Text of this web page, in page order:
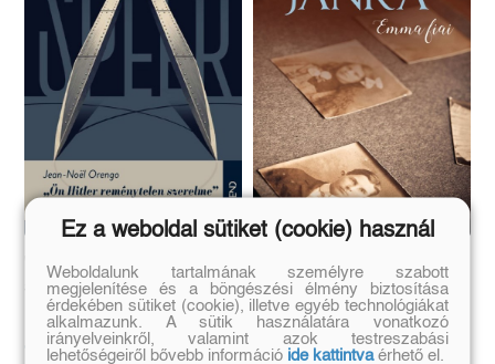
"Ön Hitler reménytelen
szerelme"
Jean - Noel Orengo
Emma fiai
Fábián Janka
Ez a weboldal sütiket (cookie) használ
Weboldalunk tartalmának személyre szabott
megjelenítése és a böngészési élmény biztosítása
érdekében sütiket (cookie), illetve egyéb technológiákat
alkalmazunk. A sütik használatára vonatkozó
irányelveinkről, valamint azok testreszabási
lehetőségeiről bővebb információ ide kattintvaérhető el.